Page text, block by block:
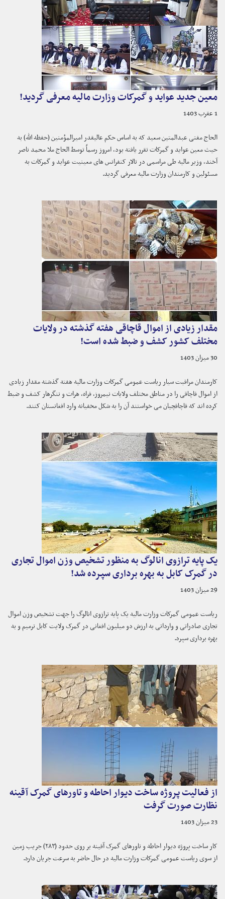
معین جدید عواید و گمرکات وزارت مالیه معرفی گردید!
1 عقرب 1403
الحاج مفتی عبدالمتین سعید که به اساس حکم عالیقدر امیرالمؤمنین (حفظه الله) به
حیث معین عواید و گمرکات تقرر یافته بود، امروز رسماً توسط الحاج ملا محمد ناصر
آخند، وزیر مالیه طی مراسمی در تالار کنفرانس های معینیت عواید و گمرکات به
مسئولین و کارمندان وزارت مالیه معرفی گردید.
مقدار زیادی از اموال قاچاقی هفته گذشته در ولایات
مختلف کشور کشف و ضبط شده است!
30 میزان 1403
کارمندان مراقبت سیار ریاست عمومی گمرکات وزارت مالیه هفته گذشته مقدار زیادی
از اموال قاچاقی را در مناطق مختلف ولایات نیمروز، فراه، هرات و ننگرهار کشف و ضبط
کرده اند که قاچاقچیان می خواستند آن را به شکل مخفیانه وارد افغانستان کنند.
یک پایه ترازوی انالوگ به منظور تشخیص وزن اموال تجاری
در گمرک کابل به بهره برداری سپرده شد!
29 میزان 1403
ریاست عمومی گمرکات وزارت مالیه یک پایه ترازوی انالوگ را جهت تشخیص وزن اموال
تجاری صادراتی و وارداتی به ارزش دو میلیون افغانی در گمرک ولایت کابل ترمیم و به
بهره برداری سپرد.
از فعالیت پروژه ساخت دیوار احاطه و تاورهای گمرک آقینه
نظارت صورت گرفت
23 میزان 1403
کار ساخت پروژه دیوار احاطه و تاورهای گمرک آقینه بر روی حدود (۲۸۳) جریب زمین
از سوی ریاست عمومی گمرکات وزارت مالیه در حال حاضر به سرعت جریان دارد.